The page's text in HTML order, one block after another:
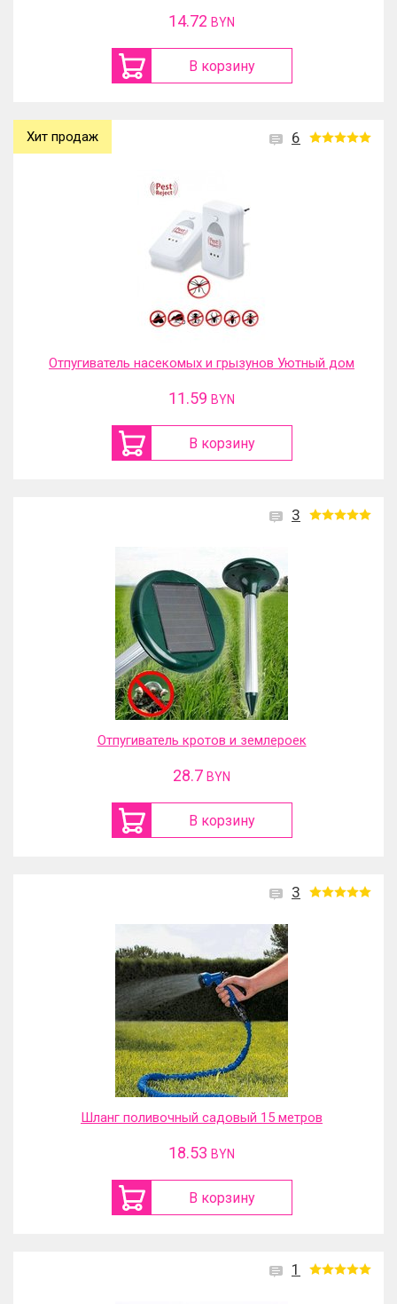
14.72 BYN
В корзину
6
Хит продаж
Отпугиватель насекомых и грызунов Уютный дом
11.59 BYN
В корзину
3
Отпугиватель кротов и землероек
28.7 BYN
В корзину
3
Шланг поливочный садовый 15 метров
18.53 BYN
В корзину
1